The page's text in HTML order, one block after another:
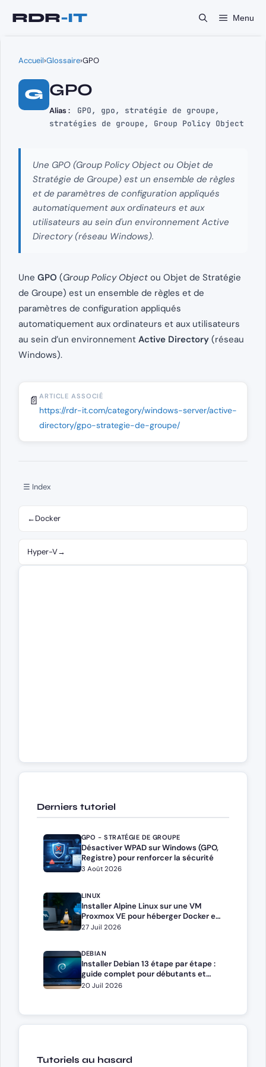
Menu
Accueil›Glossaire›GPO
G GPO
Alias :
GPO, gpo, stratégie de groupe,
stratégies de groupe, Group Policy Object
Une GPO (Group Policy Object ou Objet de
Stratégie de Groupe) est un ensemble de règles
et de paramètres de configuration appliqués
automatiquement aux ordinateurs et aux
utilisateurs au sein d'un environnement Active
Directory (réseau Windows).
Une GPO (Group Policy Object ou Objet de Stratégie
de Groupe) est un ensemble de règles et de
paramètres de configuration appliqués
automatiquement aux ordinateurs et aux utilisateurs
au sein d’un environnement Active Directory (réseau
Windows).
📄 ARTICLE ASSOCIÉ
https://rdr-it.com/category/windows-server/active-
directory/gpo-strategie-de-groupe/
←Docker
☰ Index
Hyper-V→
Derniers tutoriel
GPO - STRATÉGIE DE GROUPE
Désactiver WPAD sur Windows (GPO,
Registre) pour renforcer la sécurité
3 Août 2026
LINUX
Installer Alpine Linux sur une VM
Proxmox VE pour héberger Docker et
Docker Compose
27 Juil 2026
DEBIAN
Installer Debian 13 étape par étape :
guide complet pour débutants et
administrateurs
20 Juil 2026
Tutoriels au hasard